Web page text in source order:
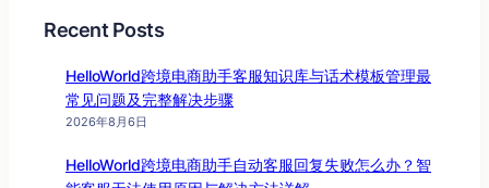
Recent Posts
HelloWorld跨境电商助手客服知识库与话术模板管理最
常见问题及完整解决步骤
2026年8月6日
HelloWorld跨境电商助手自动客服回复失败怎么办？智